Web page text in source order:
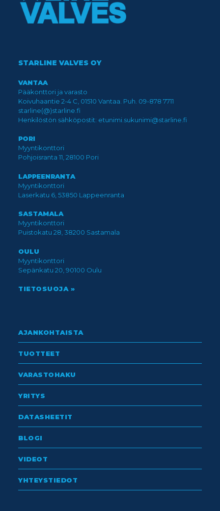
STARLINE VALVES OY
VANTAA
Pääkonttori ja varasto
Koivuhaantie 2-4 C, 01510 Vantaa. Puh. 09-878 7711
starline(@)starline.fi
Henkilöstön sähköpostit: etunimi.sukunimi@starline.fi
PORI
Myyntikonttori
Pohjoisranta 11, 28100 Pori
LAPPEENRANTA
Myyntikonttori
Laserkatu 6, 53850 Lappeenranta
SASTAMALA
Myyntikonttori
Puistokatu 28, 38200 Sastamala
OULU
Myyntikonttori
Sepänkatu 20, 90100 Oulu
TIETOSUOJA »
AJANKOHTAISTA
TUOTTEET
VARASTOHAKU
YRITYS
DATASHEETIT
BLOGI
VIDEOT
YHTEYSTIEDOT